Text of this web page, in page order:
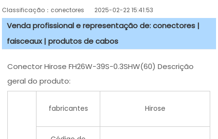
Classificação：conectores 2025-02-22 15:41:53
Venda profissional e representação de: conectores |
faisceaux | produtos de cabos
Conector Hirose FH26W-39S-0.3SHW(60) Descrição
geral do produto:
fabricantes Hirose